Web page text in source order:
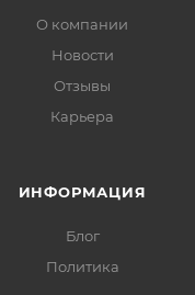
О компании
Новости
Отзывы
Карьера
ИНФОРМАЦИЯ
Блог
Политика